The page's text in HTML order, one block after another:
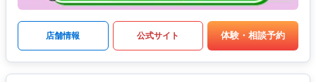
店舗情報 公式サイト 体験・相談予約